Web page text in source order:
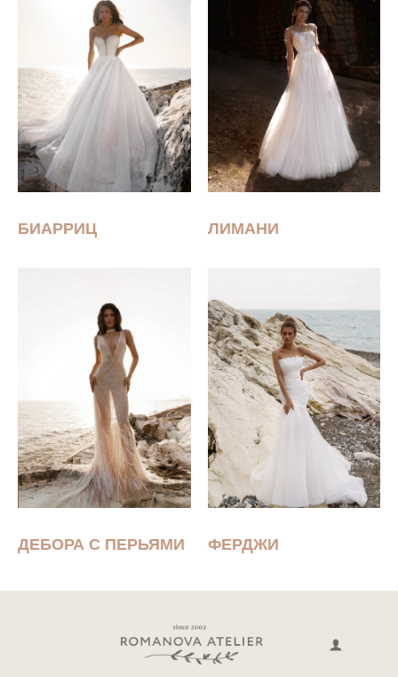
БИАРРИЦ ЛИМАНИ
ДЕБОРА С ПЕРЬЯМИ ФЕРДЖИ